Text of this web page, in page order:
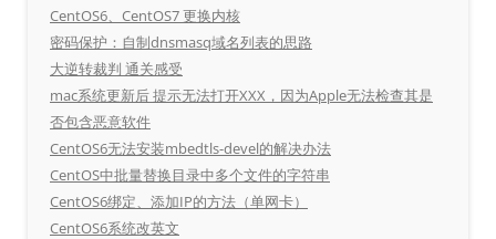
CentOS6、CentOS7 更换内核
密码保护：自制dnsmasq域名列表的思路
大逆转裁判 通关感受
mac系统更新后 提示无法打开XXX，因为Apple无法检查其是
否包含恶意软件
CentOS6无法安装mbedtls-devel的解决办法
CentOS中批量替换目录中多个文件的字符串
CentOS6绑定、添加IP的方法（单网卡）
CentOS6系统改英文